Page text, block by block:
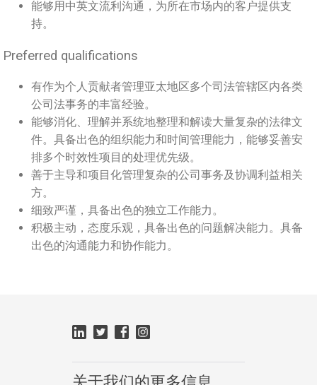
能够用中英文流利沟通，为所在市场内的客户提供支
持。
Preferred qualifications
有作为个人贡献者管理亚太地区多个司法管辖区内各类
公司法事务的丰富经验。
能够消化、理解并系统地整理和解读大量复杂的法律文
件。具备出色的组织能力和时间管理能力，能够妥善安
排多个时效性项目的处理优先级。
善于主导和项目化管理复杂的公司事务及协调利益相关
方。
细致严谨，具备出色的独立工作能力。
积极主动，态度乐观，具备出色的问题解决能力。具备
出色的沟通能力和协作能力。